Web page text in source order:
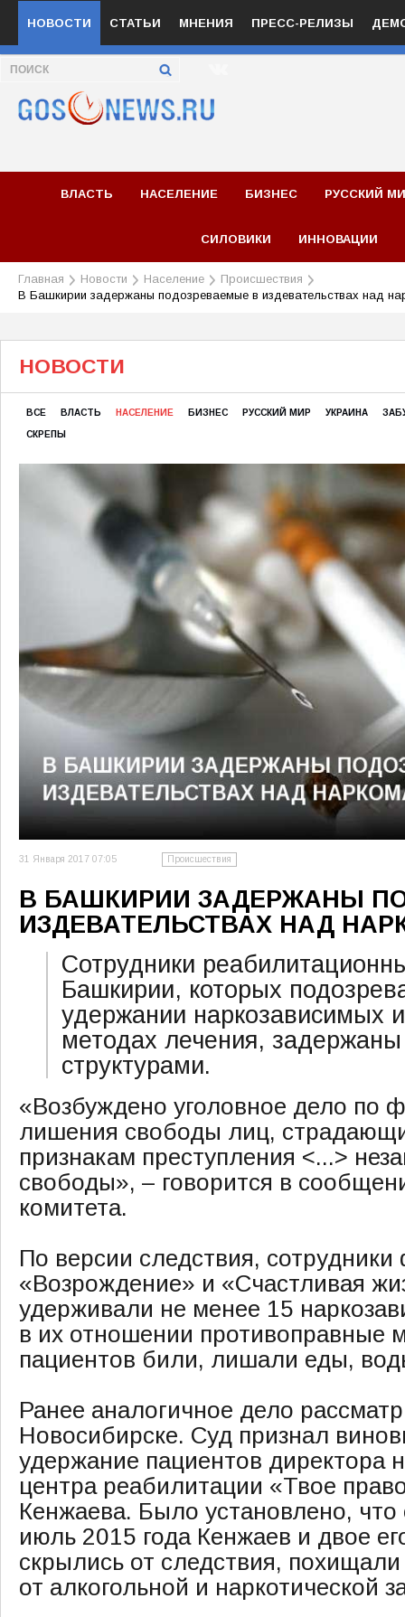
НОВОСТИ СТАТЬИ МНЕНИЯ ПРЕСС-РЕЛИЗЫ
ВЛАСТЬ НАСЕЛЕНИЕ БИЗНЕС РУССКИЙ
СИЛОВИКИ ИННОВАЦИИ
Главная Новости Население
Происшествия
В Башкирии задержаны подозреваемые в издевательствах над
НОВОСТИ
ВСЕ ВЛАСТЬ НАСЕЛЕНИЕ БИЗНЕС РУССКИЙ МИР УКРАИНА
СКРЕПЫ
31 Января 2017 07:05 Происшествия
В БАШКИРИИ ЗАДЕРЖАНЫ
ИЗДЕВАТЕЛЬСТВАХ НАД
Сотрудники
Башкирии, которых
удержании наркозависимых
методах лечения,
структурами.
«Возбуждено уголовное дело по
лишения свободы лиц,
признакам преступления <...>
свободы», – говорится в
комитета.
По версии следствия,
«Возрождение» и «Счастливая
удерживали не менее 15
в их отношении противоправные
пациентов били, лишали еды,
Ранее аналогичное дело
Новосибирске. Суд признал
удержание пациентов директора
центра реабилитации «Твое
Кенжаева. Было установлено, что
июль 2015 года Кенжаев и двое
скрылись от следствия,
от алкогольной и наркотической